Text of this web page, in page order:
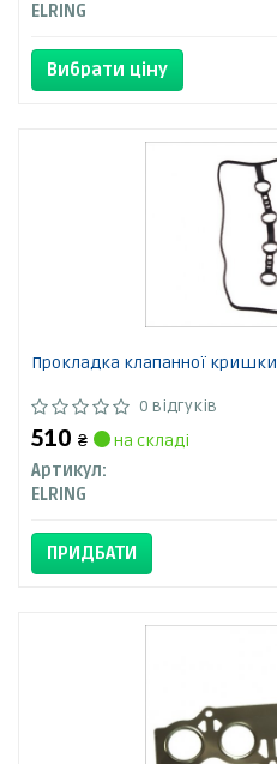
ELRING
Вибрати ціну
Прокладка клапанної кришки
0 відгуків
510 ₴
на складі
Артикул:
ELRING
ПРИДБАТИ